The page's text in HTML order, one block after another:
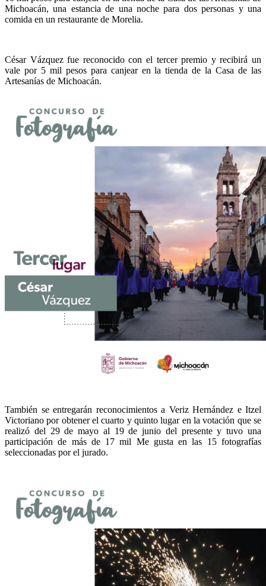
Michoacán, una estancia de una noche para dos personas y una
comida en un restaurante de Morelia.
César Vázquez fue reconocido con el tercer premio y recibirá un
vale por 5 mil pesos para canjear en la tienda de la Casa de las
Artesanías de Michoacán.
También se entregarán reconocimientos a Veriz Hernández e Itzel
Victoriano por obtener el cuarto y quinto lugar en la votación que se
realizó del 29 de mayo al 19 de junio del presente y tuvo una
participación de más de 17 mil Me gusta en las 15 fotografías
seleccionadas por el jurado.